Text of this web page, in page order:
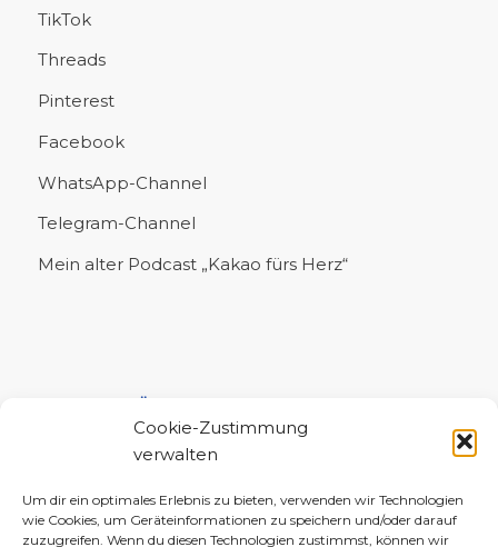
Cookie-Zustimmung
verwalten
Um dir ein optimales Erlebnis zu bieten, verwenden wir Technologien
wie Cookies, um Geräteinformationen zu speichern und/oder darauf
zuzugreifen. Wenn du diesen Technologien zustimmst, können wir
TikTok
Threads
Pinterest
Facebook
WhatsApp-Channel
Telegram-Channel
Mein alter Podcast „Kakao fürs Herz“